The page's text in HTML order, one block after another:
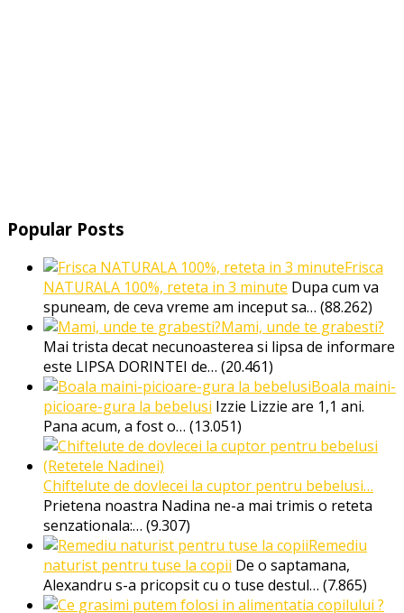
Popular Posts
Frisca
NATURALA 100%, reteta in 3 minute Dupa cum va
spuneam, de ceva vreme am inceput sa… (88.262)
Mami, unde te grabesti?
Mai trista decat necunoasterea si lipsa de informare
este LIPSA DORINTEI de… (20.461)
Boala maini-
picioare-gura la bebelusi Izzie Lizzie are 1,1 ani.
Pana acum, a fost o… (13.051)
Chiftelute de dovlecei la cuptor pentru bebelusi…
Prietena noastra Nadina ne-a mai trimis o reteta
senzationala:… (9.307)
Remediu
naturist pentru tuse la copii De o saptamana,
Alexandru s-a pricopsit cu o tuse destul… (7.865)